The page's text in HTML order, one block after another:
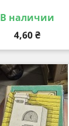
В наличии
Цена
4,60 ₴